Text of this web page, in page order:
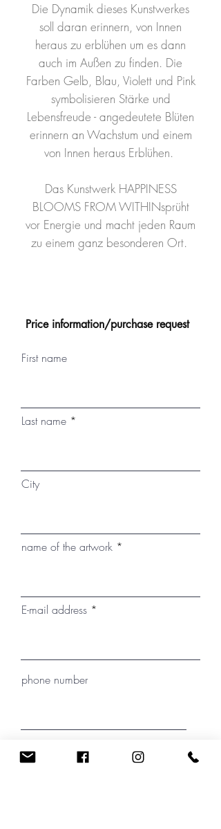
Die Dynamik dieses Kunstwerkes
soll daran erinnern, von Innen
heraus zu erblühen um es dann
auch im Außen zu finden. Die
Farben Gelb, Blau, Violett und Pink
symbolisieren Stärke und
Lebensfreude - angedeutete Blüten
erinnern an Wachstum und einem
von Innen heraus Erblühen.
Das Kunstwerk HAPPINESS
BLOOMS FROM WITHINsprüht
vor Energie und macht jeden Raum
zu einem ganz besonderen Ort.
Price information/purchase request
First name
Last name
City
name of the artwork
E-mail address
phone number
Where did you hear about Christin
Kirchner?